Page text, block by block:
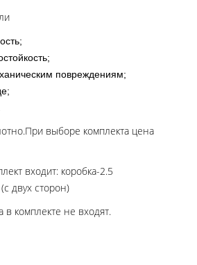
повреждениям;
выборе комплекта цена
входит: коробка-2.5
двух сторон)
комплекте не входят.